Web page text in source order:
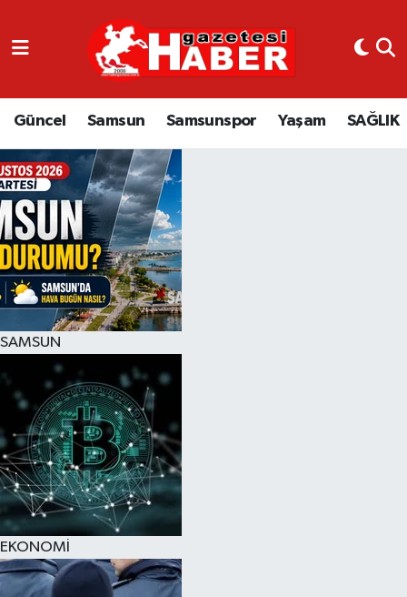
Güncel Samsun Samsunspor Yaşam SAĞLIK
SAMSUN
EKONOMİ
GÜNCEL
SAMSUN
SAMSUNSPOR
EKONOMİ
YAŞAM